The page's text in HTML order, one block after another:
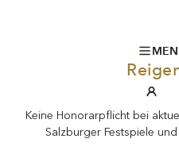
Keine Honorarpflicht bei
Salzburger Festspiele